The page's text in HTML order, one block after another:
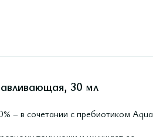
30 мл
– в сочетании с пребиотиком Aqua